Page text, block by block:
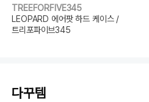
TREEFORFIVE345
LEOPARD 에어팟 하드 케이스 /
트리포파이브345
다꾸템